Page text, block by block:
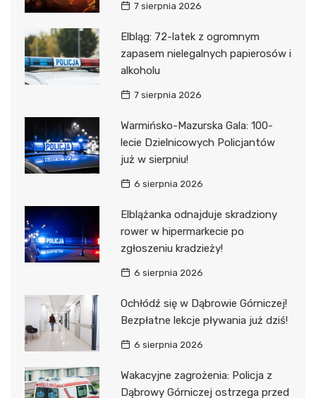
7 sierpnia 2026
Elbląg: 72-latek z ogromnym
zapasem nielegalnych papierosów i
alkoholu
7 sierpnia 2026
Warmińsko-Mazurska Gala: 100-
lecie Dzielnicowych Policjantów
już w sierpniu!
6 sierpnia 2026
Elblążanka odnajduje skradziony
rower w hipermarkecie po
zgłoszeniu kradzieży!
6 sierpnia 2026
Ochłódź się w Dąbrowie Górniczej!
Bezpłatne lekcje pływania już dziś!
6 sierpnia 2026
Wakacyjne zagrożenia: Policja z
Dąbrowy Górniczej ostrzega przed